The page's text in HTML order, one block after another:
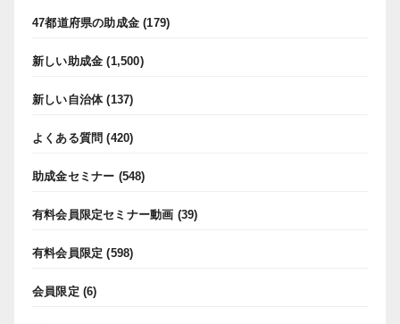
47都道府県の助成金 (179)
新しい助成金 (1,500)
新しい自治体(137)
よくある質問 (420)
助成金セミナー (548)
有料会員限定セミナー動画 (39)
有料会員限定 (598)
会員限定 (6)